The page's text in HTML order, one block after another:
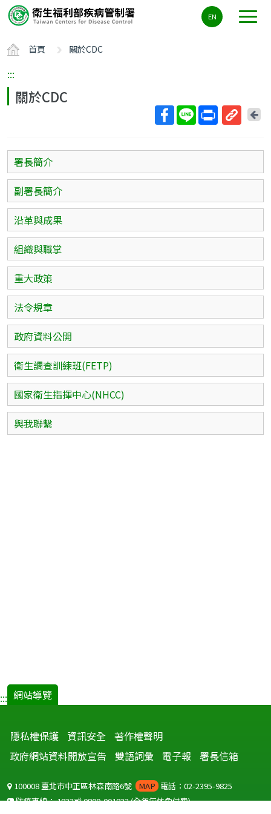
要
容
ALT+C
EN
首頁 關於CDC
:::
關於CDC
網
回
署長簡介
副署長簡介
沿革與成果
組織與職掌
重大政策
法令規章
政府資料公開
衛生調查訓練班(FETP)
國家衛生指揮中心(NHCC)
與我聯繫
::: 網站導覽
隱私權保護 資訊安全 著作權聲明
政府網站資料開放宣告
雙語詞彙 電子報 署長信箱
100008 臺北市中正區林森南路6號 MAP 電話：02-2395-9825
防疫專線：1922或0800-001922(全年無休免付費)